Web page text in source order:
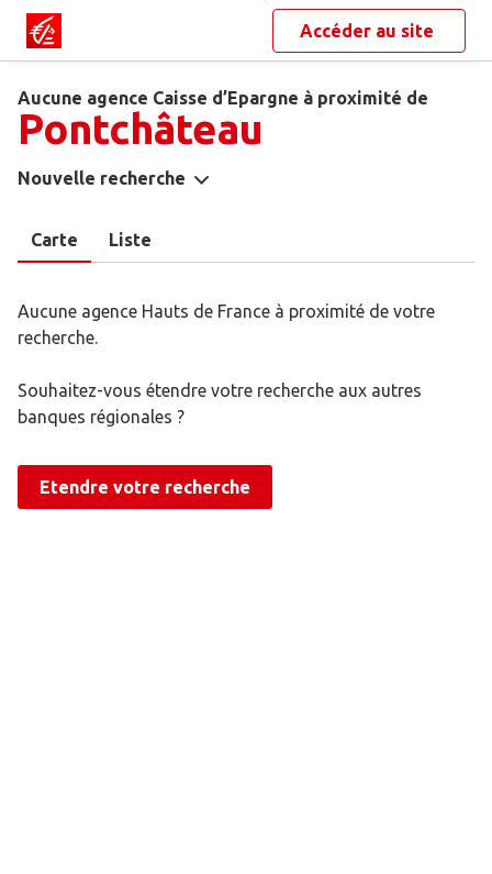
Accéder au site
Aucune agence Caisse d’Epargne à proximité de
Pontchâteau
Nouvelle recherche
Carte Liste
Aucune agence Hauts de France à proximité de votre
recherche.
Souhaitez-vous étendre votre recherche aux autres
banques régionales ?
Etendre votre recherche